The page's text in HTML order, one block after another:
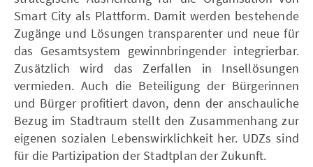
Smart City als Plattform. Damit werden bestehende
Zugänge und Lösungen transparenter und neue für
das Gesamtsystem gewinnbringender integrierbar.
Zusätzlich wird das Zerfallen in Insellösungen
vermieden. Auch die Beteiligung der Bürgerinnen
und Bürger profitiert davon, denn der anschauliche
Bezug im Stadtraum stellt den Zusammenhang zur
eigenen sozialen Lebenswirklichkeit her. UDZs sind
für die Partizipation der Stadtplan der Zukunft.